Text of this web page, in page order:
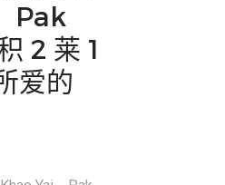
Pak
2 莱 1
爱的